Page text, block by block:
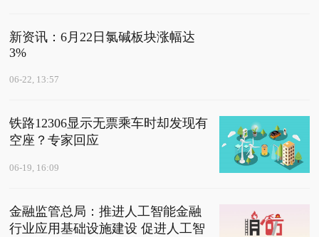
新资讯：6月22日氯碱板块涨幅达
3%
06-22, 13:57
铁路12306显示无票乘车时却发现有
空座？专家回应
06-19, 16:09
金融监管总局：推进人工智能金融
行业应用基础设施建设 促进人工智